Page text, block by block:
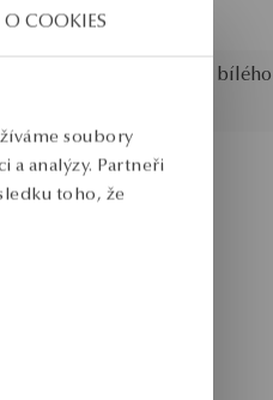
O COOKIES
soubory
a analýzy. Partneři
toho, že
Snubní prsten z